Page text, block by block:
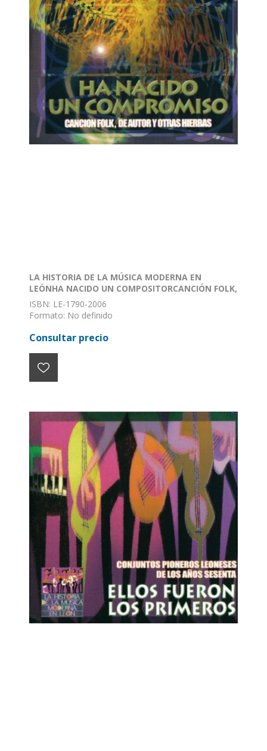
LA HISTORIA DE LA MÚSICA MODERNA EN
LEÓNHA NACIDO UN COMPOSITORCANCIÓN FOLK,
DE AUTOR Y OTRAS HIERBAS
ISBN: LE-1790-2006
Formato: No definido
Consultar precio